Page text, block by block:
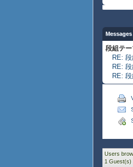
段組テ
RE:
RE:
RE:
Users
1 Guest(s)